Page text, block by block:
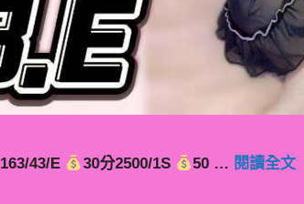
163/43/E 30分2500/1S 50 … 閱讀全文